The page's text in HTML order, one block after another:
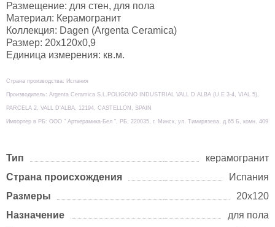
Размещение: для стен, для пола
Материал: Керамогранит
Коллекция: Dagen (Argenta Ceramica)
Размер: 20х120х0,9
Единица измерения: кв.м.
Страна производства: Испания
Производитель: Argenta Ceramica S.L.POLIGONO INDUSTRIAL VALL D ALBA (U.E 3-4, VIAL 5),
PARCELA 2, VALL D'ALBA, 12194, CASTELLON, SPAIN
Импортер в РБ: ООО " Арткерамика-Бел ", РБ, 220035, г. Минск, ул. Тимирязева, д.65 Б, комн. 409
Тип
керамогранит
Страна происхождения
Испания
Размеры
20х120
Назначение
для пола